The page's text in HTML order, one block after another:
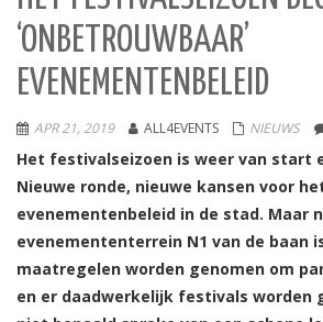
‘ONBETROUWBAAR’
EVENEMENTENBELEID
APR 21, 2019 ALL4EVENTS NIEUWS
Het festivalseizoen is weer van start
Nieuwe ronde, nieuwe kansen voor
evenementenbeleid in de stad. Maar
evenemententerrein N1 van de baan
maatregelen worden genomen om
en er daadwerkelijk festivals worden